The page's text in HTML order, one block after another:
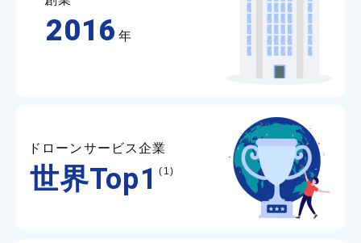
2016 年
ドローンサービス企業
世界Top1 (1)